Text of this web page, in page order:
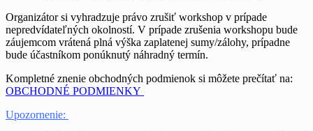
Organizátor si vyhradzuje právo zrušiť workshop v prípade
nepredvídateľných okolností. V prípade zrušenia workshopu bude
záujemcom vrátená plná výška zaplatenej sumy/zálohy, prípadne
bude účastníkom ponúknutý náhradný termín.
Kompletné znenie obchodných podmienok si môžete prečítať na:
OBCHODNÉ PODMIENKY
Upozornenie: